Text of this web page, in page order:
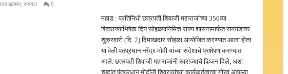
बातम्या, रायगड 0
महाड : प्रतिनिधी छत्रपती शिवाजी महाराजांच्या 350व्या
शिवराज्याभिषेक दिन सोहळ्यानिमित्त राज्य शासनामार्फत रायगडावर
शुक्रवारी (दि. 2) दिमाखदार सोहळा आयोजित करण्यात आला होता.
या वेळी पंतप्रधान नरेंद्र मोदी यांच्या संदेशाचे प्रक्षेपण करण्यात
आले. छत्रपती शिवाजी महाराजांनी स्वराज्याचे व्हिजन दिले, अशा
शब्दांत पंतप्रधान मोदींनी शिवरायांच्या कार्यकर्तृत्वाचा गौरव आपल्या